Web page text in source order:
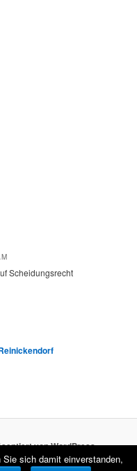
Scheidungsrecht
von WordPress
sich damit einverstanden,